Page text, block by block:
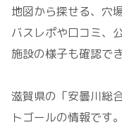
地図から探せる、穴
バスレポや口コミ、
施設の様子も確認で
滋賀県の「安曇川総
トゴールの情報です。